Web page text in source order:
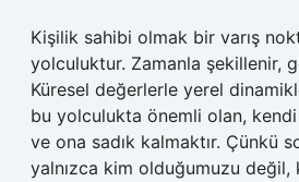
Kişilik sahibi olmak bir varış
yolculuktur. Zamanla şekillenir,
Küresel değerlerle yerel
bu yolculukta önemli olan, kendi
ve ona sadık kalmaktır. Çünkü
yalnızca kim olduğumuzu değil,